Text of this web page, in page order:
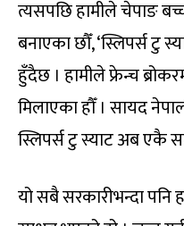
त्यसपछि हामीले चेपाङ
बनाएका छौँ, ‘स्लिपर्स टु
हुँदैछ । हामीले फ्रेन्च
मिलाएका हौँ । सायद
स्लिपर्स टु स्याट अब एकै
यो सबै सरकारीभन्दा पनि